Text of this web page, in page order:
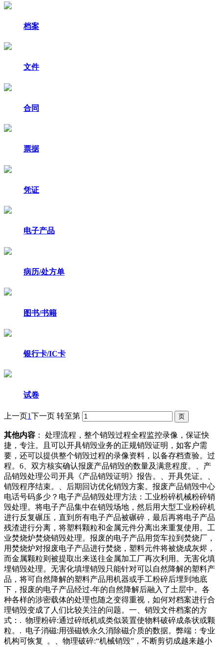
档案
文件
合同
票据
凭证
电子产品
病历/处方单
图书/书籍
银行卡/IC卡
试卷
上一页1下一页 转至第
其他内容 ： 处理流程，整个销毁过程全程监控录像，保证快
捷，专注。且可以开具销毁业务的正规销毁证明，如客户需
要，还可以提供整个销毁过程的录像资料，以备存档查验。过
程。6、双方核实确认报废产品销毁的数量及满意程度。、产
品销毁处理公司开具《产品销毁证明》报告。、开具凭证。、
销毁程序结束。、后期回访优化销毁方案。报废产品销毁中心
电话号码多少？电子产品销毁处理方法：工业粉碎机械粉碎销
毁处理。将电子产品集中在销毁场地，然后用大型工业粉碎机
进行反复碾压，直到所有电子产品被碾碎，最后再将电子产品
残渣进行分离，将塑料颗粒和金属元件分离出来重复使用。工
业焚烧炉焚烧销毁处理。报废的电子产品用货车拉到焚烧厂，
用焚烧炉对报废电子产品进行焚烧，塑料元件将被烧成灰烬，
而金属颗粒则被提取出来送往金属加工厂再次利用。无害化填
埋销毁处理。无害化填埋销毁只能针对可以自然降解的塑料产
品，将可自然降解的塑料产品用机器或手工粉碎后埋到地底
下，报废的电子产品经过-年的自然降解后融入了土层中。各
种各样的涉密载体的处理也随之变得重视，如何对档案进行合
理销毁变成了人们比较关注的问题。一、销毁文件档案的方
式：. 物理粉碎:通过碎纸机或类似装置使物料破碎成条状或颗
粒。. 电子消磁:用强磁铁永久消除磁介质的数据。弊端：专业
机构可恢复 。、物理破碎:“机械销毁”，不断剪切成越来越小